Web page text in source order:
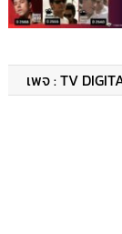
เพจ : TV